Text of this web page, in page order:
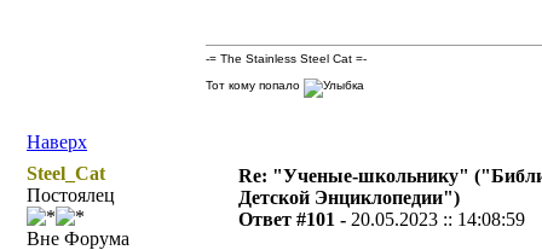
Наверх
-= The Stainless Steel Cat =-
Тот кому попало
Steel_Cat
Постоялец
Вне Форума
Re: "Ученые-школьнику"
Детской Энциклопедии")
Ответ #101 - 20.05.2023 :: 14:08:59